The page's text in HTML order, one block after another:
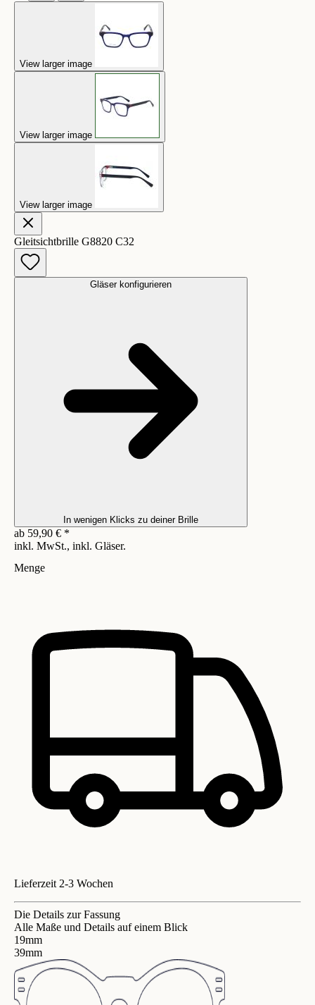
View larger image
View larger image
View larger image
Gleitsichtbrille G8820 C32
Gläser konfigurieren
In wenigen Klicks zu deiner Brille
ab 59,90 € *
inkl. MwSt., inkl. Gläser.
Menge
Lieferzeit 2-3 Wochen
Die Details zur Fassung
Alle Maße und Details auf einem Blick
19mm
39mm